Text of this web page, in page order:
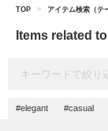
TOP > アイテム検索（
Items related
#elegant #casual